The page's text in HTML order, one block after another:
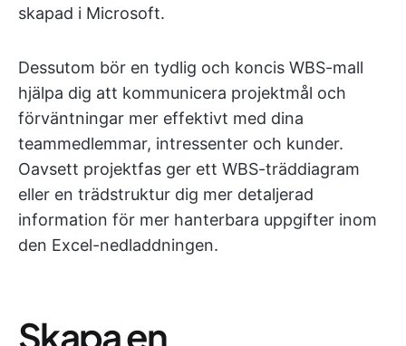
skapad i Microsoft.
Dessutom bör en tydlig och koncis WBS-mall
hjälpa dig att kommunicera projektmål och
förväntningar mer effektivt med dina
teammedlemmar, intressenter och kunder.
Oavsett projektfas ger ett WBS-träddiagram
eller en trädstruktur dig mer detaljerad
information för mer hanterbara uppgifter inom
den Excel-nedladdningen.
Skapa en